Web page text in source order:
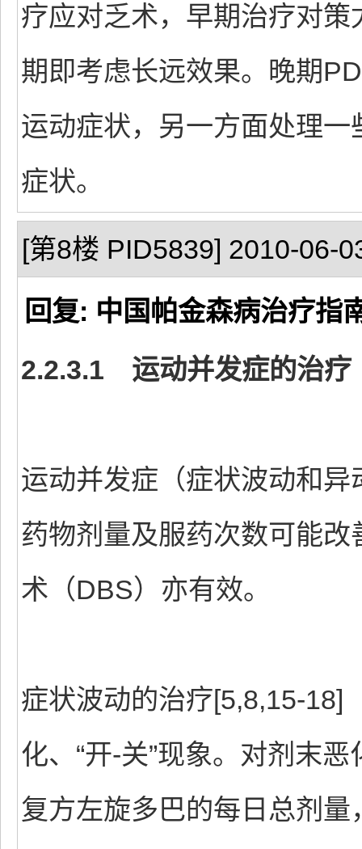
疗应对乏术，早期治疗对
期即考虑长远效果。晚期
运动症状，另一方面处理
症状。
[第8楼 PID5839] 2010-06-
回复: 中国帕金森病治疗指
2.2.3.1 运动并发症的治疗
运动并发症（症状波动和
药物剂量及服药次数可能
术（DBS）亦有效。
症状波动的治疗[5,8,15-18]
化、“开-关”现象。对剂末
复方左旋多巴的每日总剂